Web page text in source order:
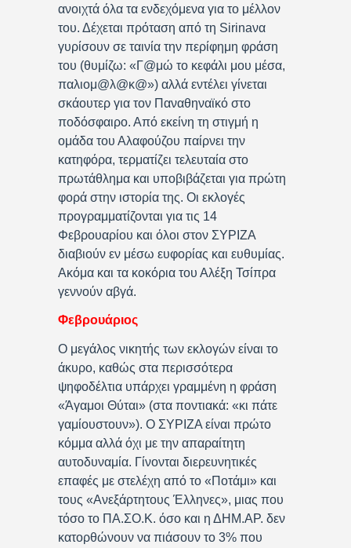
ανοιχτά όλα τα ενδεχόμενα για το μέλλον
του. Δέχεται πρόταση από τη Sirinaνα
γυρίσουν σε ταινία την περίφημη φράση
του (θυμίζω: «Γ@μώ το κεφάλι μου μέσα,
παλιομ@λ@κ@») αλλά εντέλει γίνεται
σκάουτερ για τον Παναθηναϊκό στο
ποδόσφαιρο. Από εκείνη τη στιγμή η
ομάδα του Αλαφούζου παίρνει την
κατηφόρα, τερματίζει τελευταία στο
πρωτάθλημα και υποβιβάζεται για πρώτη
φορά στην ιστορία της. Οι εκλογές
προγραμματίζονται για τις 14
Φεβρουαρίου και όλοι στον ΣΥΡΙΖΑ
διαβιούν εν μέσω ευφορίας και ευθυμίας.
Ακόμα και τα κοκόρια του Αλέξη Τσίπρα
γεννούν αβγά.
Φεβρουάριος
Ο μεγάλος νικητής των εκλογών είναι το
άκυρο, καθώς στα περισσότερα
ψηφοδέλτια υπάρχει γραμμένη η φράση
«Άγαμοι Θύται» (στα ποντιακά: «κι πάτε
γαμίουστουν»). Ο ΣΥΡΙΖΑ είναι πρώτο
κόμμα αλλά όχι με την απαραίτητη
αυτοδυναμία. Γίνονται διερευνητικές
επαφές με στελέχη από το «Ποτάμι» και
τους «Ανεξάρτητους Έλληνες», μιας που
τόσο το ΠΑ.ΣΟ.Κ. όσο και η ΔΗΜ.ΑΡ. δεν
κατορθώνουν να πιάσουν το 3% που